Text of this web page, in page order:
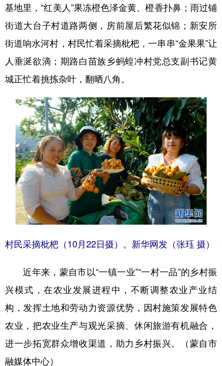
基地里，“红美人”果冻橙色泽金黄、橙香扑鼻；雨过铺
街道大台子村道路两侧，房前屋后繁花似锦；新安所
街道响水河村，村民忙着采摘枇杷，一串串“金果果”让
人垂涎欲滴；期路白苗族乡蚂蝗冲村党总支副书记黄
城正忙着挑拣杂叶，翻晒八角。
村民采摘枇杷（10月22日摄）。新华网发（张珏 摄）
近年来，蒙自市以“一镇一业”“一村一品”的乡村振
兴模式，在农业发展进程中，不断调整农业产业结
构，发挥土地和劳动力资源优势，因村施策发展特色
农业，把农业生产与观光采摘、休闲旅游有机融合，
进一步拓宽群众增收渠道，助力乡村振兴。（蒙自市
融媒体中心）